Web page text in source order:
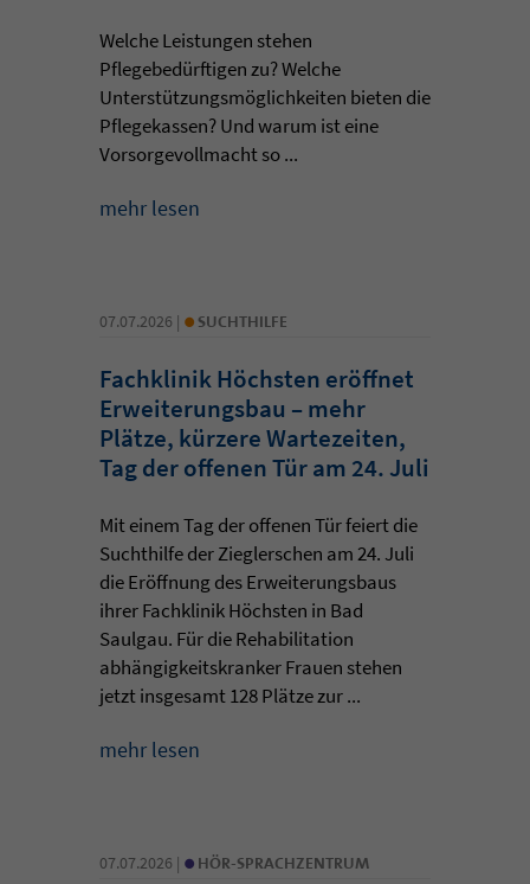
Welche Leistungen stehen
Pflegebedürftigen zu? Welche
Unterstützungsmöglichkeiten bieten die
Pflegekassen? Und warum ist eine
Vorsorgevollmacht so ...
mehr lesen
07.07.2026 | • SUCHTHILFE
Fachklinik Höchsten eröffnet
Erweiterungsbau – mehr
Plätze, kürzere Wartezeiten,
Tag der offenen Tür am 24. Juli
Mit einem Tag der offenen Tür feiert die
Suchthilfe der Zieglerschen am 24. Juli
die Eröffnung des Erweiterungsbaus
ihrer Fachklinik Höchsten in Bad
Saulgau. Für die Rehabilitation
abhängigkeitskranker Frauen stehen
jetzt insgesamt 128 Plätze zur ...
mehr lesen
07.07.2026 | • HÖR-SPRACHZENTRUM